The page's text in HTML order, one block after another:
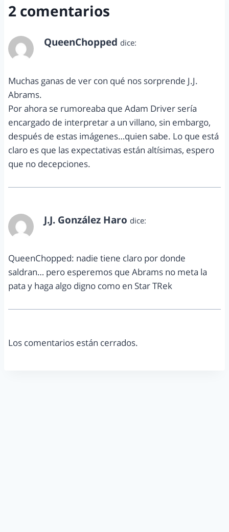
2 comentarios
QueenChopped dice:
Muchas ganas de ver con qué nos sorprende J.J.
Abrams.
Por ahora se rumoreaba que Adam Driver sería
encargado de interpretar a un villano, sin embargo,
después de estas imágenes…quien sabe. Lo que está
claro es que las expectativas están altísimas, espero
que no decepciones.
J.J. González Haro dice:
QueenChopped: nadie tiene claro por donde
saldran… pero esperemos que Abrams no meta la
pata y haga algo digno como en Star TRek
Los comentarios están cerrados.